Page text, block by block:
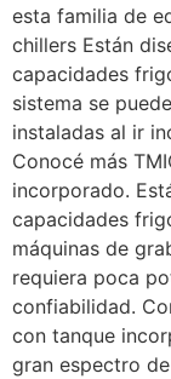
esta familia de
chillers Están
capacidades
sistema se
instaladas al ir
Conocé más
incorporado.
capacidades
máquinas de
requiera poca
confiabilidad.
con tanque
gran espectro